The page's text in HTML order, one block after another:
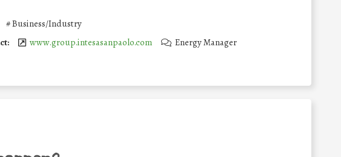
#Business/Industry
www.group.intesasanpaolo.com Energy Manager